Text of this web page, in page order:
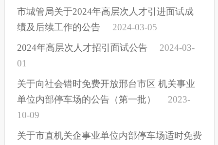
市城管局关于2024年高层次人才引进面试成
绩及后续工作的公告
2024-03-05
2024年高层次人才招引面试公告
2024-03-
01
关于向社会错时免费开放邢台市区 机关事业
单位内部停车场的公告（第一批）
2023-
10-09
关于市直机关企事业单位内部停车场适时免费